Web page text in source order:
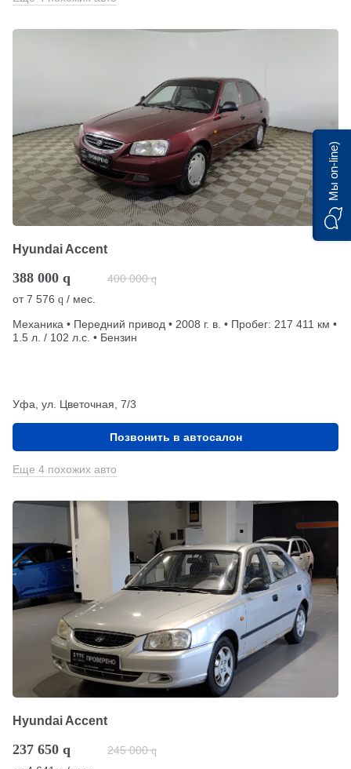
Hyundai Accent
388 000 q 400 000 q
от7 576 q / мес.
Механика • Передний привод • 2008 г. в. • Пробег: 217 411 км •
1.5 л. / 102 л.с. • Бензин
Уфа, ул. Цветочная, 7/3
Позвонить в автосалон
Еще 4 похожих авто
Hyundai Accent
237 650 q 245 000 q
Мы on-line)